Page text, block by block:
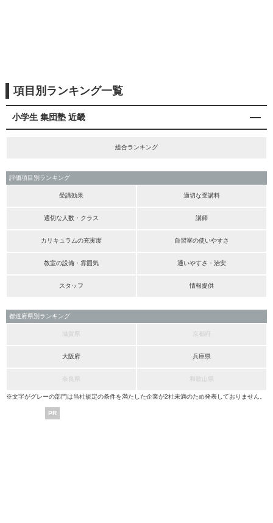
項目別ランキング一覧
小学生 集団塾 近畿
総合ランキング
評価項目別ランキング
受講効果 適切な受講料
適切な人数・クラス 講師
カリキュラムの充実度 自習室の使いやすさ
教室の設備・雰囲気 通いやすさ・治安
スタッフ 情報提供
都道府県別ランキング
滋賀県 京都府
大阪府 兵庫県
奈良県 和歌山県
※文字がグレーの部門は当社規定の条件を満たした企業が2社未満のため発表しておりません。
PR